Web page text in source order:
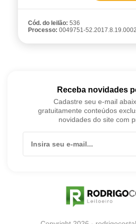
Cód. do leilão: 536
Processo: 0049751-52.2017.8.19.0002
Receba novidades
Cadastre seu e-mail
gratuitamente conteúdos
novidades do site com